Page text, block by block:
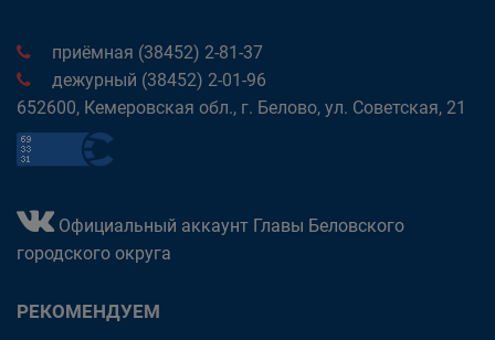
приёмная (38452) 2-81-37
дежурный (38452) 2-01-96
652600, Кемеровская обл., г. Белово, ул. Советская, 21
Официальный аккаунт Главы Беловского
городского округа
РЕКОМЕНДУЕМ